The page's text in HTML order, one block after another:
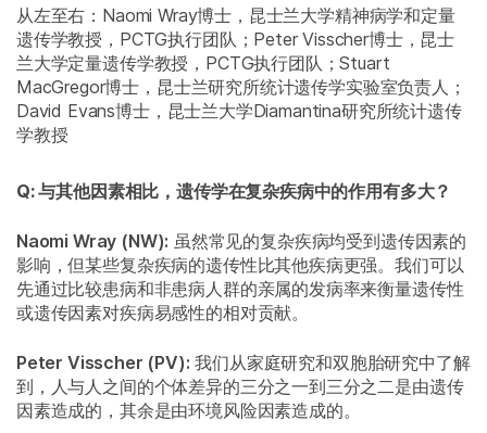
从左至右：Naomi Wray博士，昆士兰大学精神病学和定量
遗传学教授，PCTG执行团队；Peter Visscher博士，昆士
兰大学定量遗传学教授，PCTG执行团队；Stuart
MacGregor博士，昆士兰研究所统计遗传学实验室负责人；
David Evans博士，昆士兰大学Diamantina研究所统计遗传
学教授
Q: 与其他因素相比，遗传学在复杂疾病中的作用有多大？
Naomi Wray (NW): 虽然常见的复杂疾病均受到遗传因素的
影响，但某些复杂疾病的遗传性比其他疾病更强。我们可以
先通过比较患病和非患病人群的亲属的发病率来衡量遗传性
或遗传因素对疾病易感性的相对贡献。
Peter Visscher (PV): 我们从家庭研究和双胞胎研究中了解
到，人与人之间的个体差异的三分之一到三分之二是由遗传
因素造成的，其余是由环境风险因素造成的。